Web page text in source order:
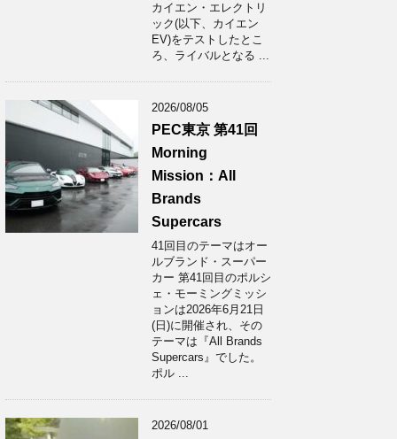
カイエン・エレクトリ
ック(以下、カイエン
EV)をテストしたとこ
ろ、ライバルとなる ...
2026/08/05
PEC東京 第41回
Morning
Mission：All
Brands
Supercars
41回目のテーマはオー
ルブランド・スーパー
カー 第41回目のポルシ
ェ・モーミングミッシ
ョンは2026年6月21日
(日)に開催され、その
テーマは『All Brands
Supercars』でした。
ポル ...
2026/08/01